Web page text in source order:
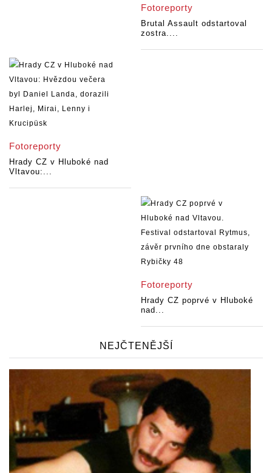
Fotoreporty
Brutal Assault odstartoval
zostra....
Fotoreporty
Hrady CZ v Hluboké nad
Vltavou:...
Fotoreporty
Hrady CZ poprvé v Hluboké
nad...
NEJČTENĚJŠÍ